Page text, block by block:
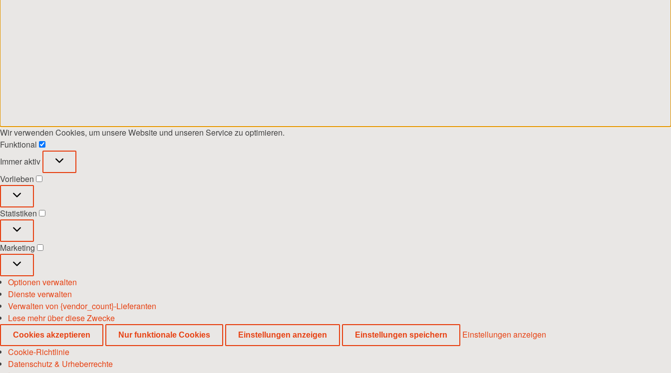
Wir verwenden Cookies, um unsere Website und unseren Service zu optimieren.
Funktional
Funktional
Immer aktiv
Vorlieben
Vorlieben
Statistiken
Statistiken
Marketing
Marketing
Optionen verwalten
Dienste verwalten
Verwalten von {vendor_count}-Lieferanten
Lese mehr über diese Zwecke
Cookies akzeptieren Nur funktionale Cookies Einstellungen anzeigen Einstellungen speichern
Einstellungen anzeigen
Cookie-Richtlinie
Datenschutz & Urheberrechte